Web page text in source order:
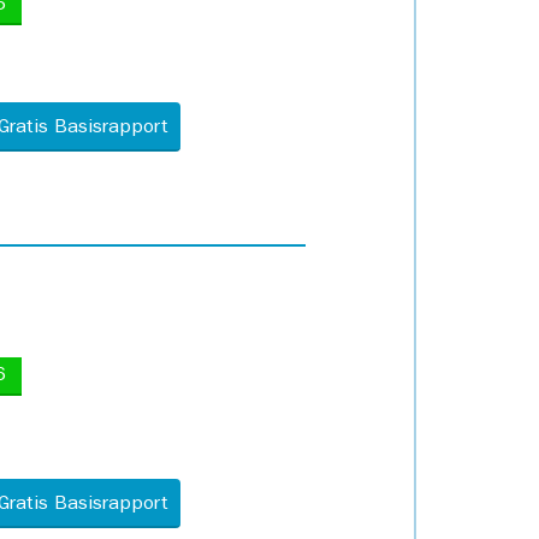
Basisrapport
Basisrapport